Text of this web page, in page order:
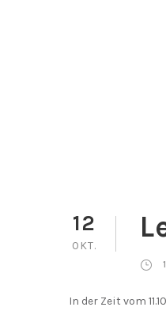
12
OKT.
In der Zeit vom